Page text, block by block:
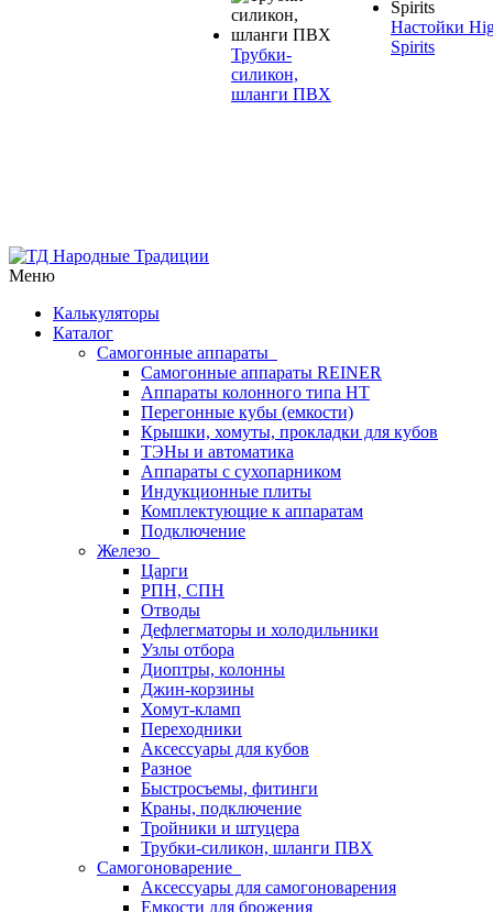
Трубки-
силикон,
шланги ПВХ
Настойки
Spirits
Меню
Калькуляторы
Каталог
Самогонные аппараты
Самогонные аппараты REINER
Аппараты колонного типа НТ
Перегонные кубы (емкости)
Крышки, хомуты, прокладки для кубов
ТЭНы и автоматика
Аппараты с сухопарником
Индукционные плиты
Комплектующие к аппаратам
Подключение
Железо
Царги
РПН, СПН
Отводы
Дефлегматоры и холодильники
Узлы отбора
Диоптры, колонны
Джин-корзины
Хомут-кламп
Переходники
Аксессуары для кубов
Разное
Быстросъемы, фитинги
Краны, подключение
Тройники и штуцера
Трубки-силикон, шланги ПВХ
Самогоноварение
Аксессуары для самогоноварения
Емкости для брожения